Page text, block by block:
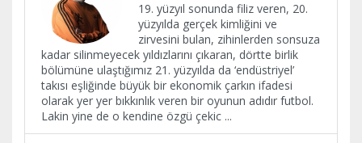
19. yüzyıl sonunda filiz veren, 20.
yüzyılda gerçek kimliğini ve
zirvesini bulan, zihinlerden sonsuza
kadar silinmeyecek yıldızlarını çıkaran, dörtte birlik
bölümüne ulaştığımız 21. yüzyılda da ‘endüstriyel’
takısı eşliğinde büyük bir ekonomik çarkın ifadesi
olarak yer yer bıkkınlık veren bir oyunun adıdır futbol.
Lakin yine de o kendine özgü çekic ...